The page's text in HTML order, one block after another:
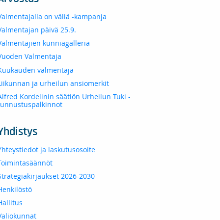
on väliä -kampanja
päivä 25.9.
kunniagalleria
Valmentaja
valmentaja
ja urheilun ansiomerkit
Kordelinin säätiön Urheilun Tuki -
ja laskutusosoite
2026-2030